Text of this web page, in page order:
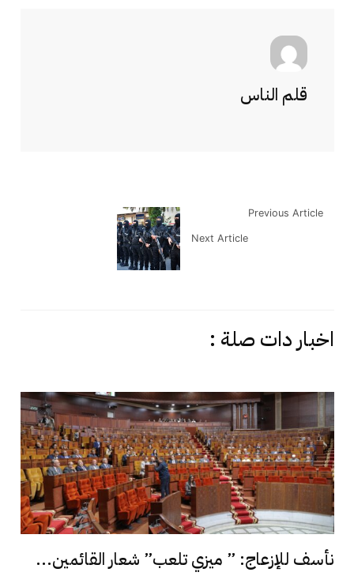
قلم الناس
Previous Article
Next Article
اخبار دات صلة :
نأسف للإزعاج: ” ميزي تلعب” شعار القائمين...